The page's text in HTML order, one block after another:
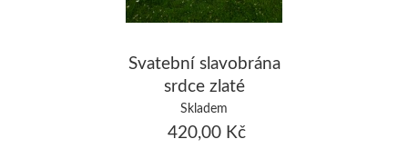
Svatební slavobrána
srdce zlaté
Skladem
420,00 Kč